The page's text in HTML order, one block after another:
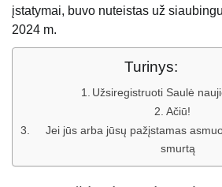
įstatymai, buvo nuteistas už
2024 m.
Turinys:
Užsiregistruoti Saulė
Ačiū!
Jei jūs arba jūsų pažįstamas
smurtą